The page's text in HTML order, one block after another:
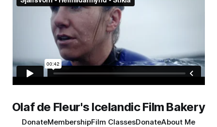
Olaf de Fleur's Icelandic Film Bakery
DonateMembershipFilm ClassesDonateAbout Me